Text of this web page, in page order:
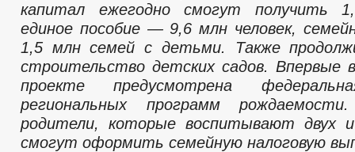
капитал ежегодно смогут получить
единое пособие — 9,6 млн человек,
1,5 млн семей с детьми. Также
строительство детских садов. Впервые
проекте предусмотрена
региональных программ
родители, которые воспитывают двух
смогут оформить семейную налоговую